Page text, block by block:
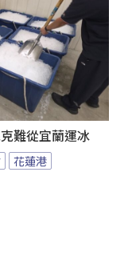
難從宜蘭運冰
花蓮港